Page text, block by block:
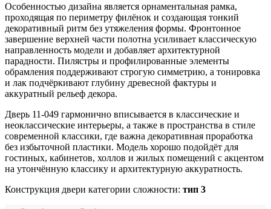
Особенностью дизайна является орнаментальная рамка,
проходящая по периметру филёнок и создающая тонкий
декоративный ритм без утяжеления формы. Фронтонное
завершение верхней части полотна усиливает классическую
направленность модели и добавляет архитектурной
парадности. Пилястры и профилированные элементы
обрамления поддерживают строгую симметрию, а тонировка
и лак подчёркивают глубину древесной фактуры и
аккуратный рельеф декора.
Дверь 11-049 гармонично вписывается в классические и
неоклассические интерьеры, а также в пространства в стиле
современной классики, где важна декоративная проработка
без избыточной пластики. Модель хорошо подойдёт для
гостиных, кабинетов, холлов и жилых помещений с акцентом
на утончённую классику и архитектурную аккуратность.
Конструкция двери категории сложности: тип 3